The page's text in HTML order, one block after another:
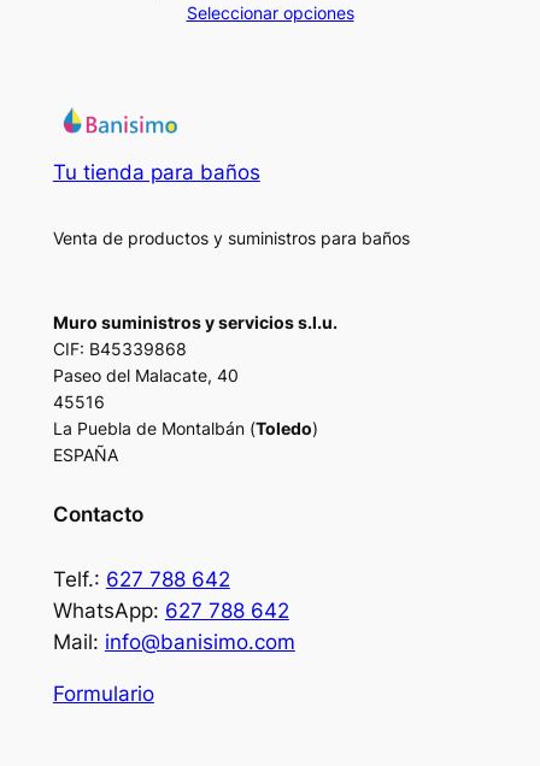
de
Seleccionar opciones
Tu tienda para baños
Venta de productos y suministros para baños
Muro suministros y servicios s.l.u.
CIF: B45339868
Paseo del Malacate, 40
45516
La Puebla de Montalbán (Toledo)
ESPAÑA
Contacto
Telf.: 627 788 642
WhatsApp: 627 788 642
Mail: info@banisimo.com
Formulario